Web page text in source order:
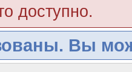
доступно.
Вы